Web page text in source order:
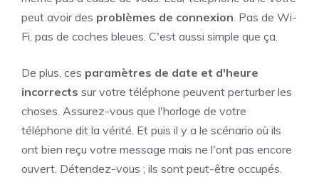
peut avoir des problèmes de connexion . Pas de Wi-
Fi, pas de coches bleues. C'est aussi simple que ça.
De plus, ces paramètres de date et d'heure
incorrects sur votre téléphone peuvent perturber les
choses. Assurez-vous que l'horloge de votre
téléphone dit la vérité. Et puis il y a le scénario où ils
ont bien reçu votre message mais ne l'ont pas encore
ouvert. Détendez-vous ; ils sont peut-être occupés.